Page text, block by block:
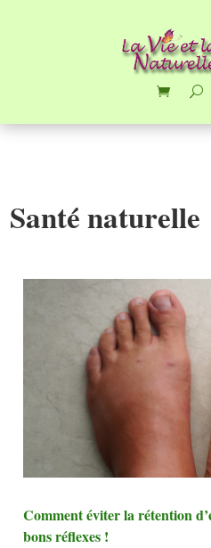
Santé naturelle
Comment éviter la rétention
bons réflexes !